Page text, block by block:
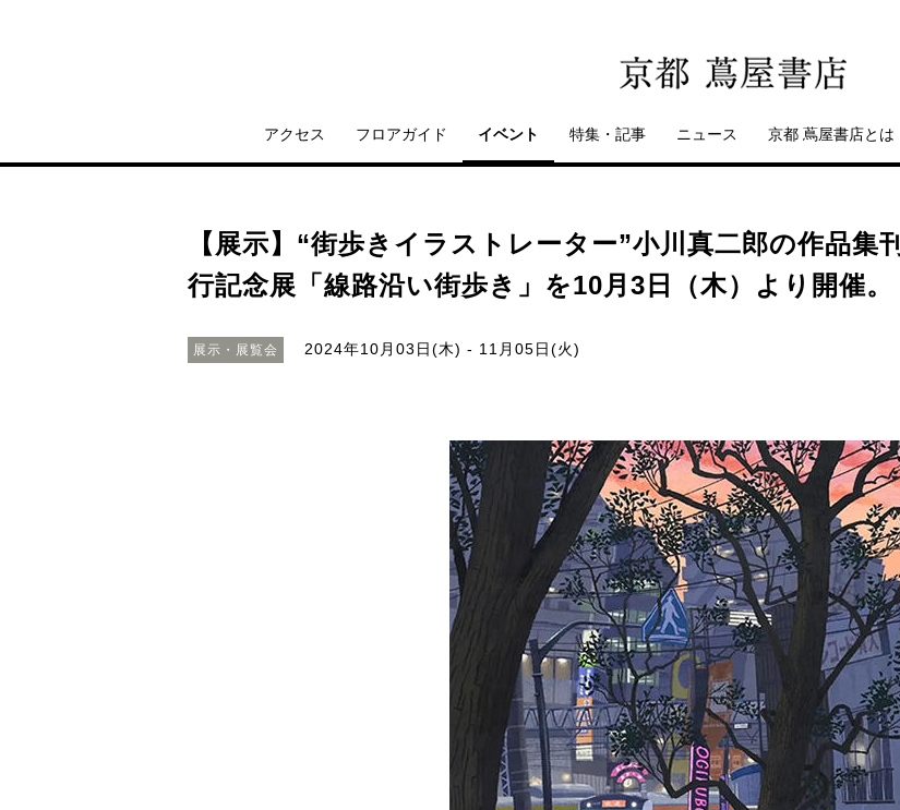
アクセス フロアガイド イベント 特集・記事 ニュース 京都 蔦屋書店とは
【展示】“街歩きイラストレーター”小川真二郎の作品集刊
行記念展「線路沿い街歩き」を10月3日（木）より開催。
展示・展覧会 2024年10月03日(木) - 11月05日(火)